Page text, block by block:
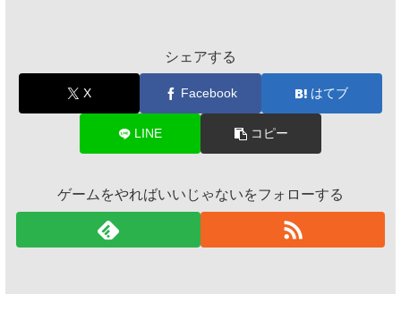
シェアする
X Facebook はてブ
LINE コピー
ゲームをやればいいじゃないをフォローする